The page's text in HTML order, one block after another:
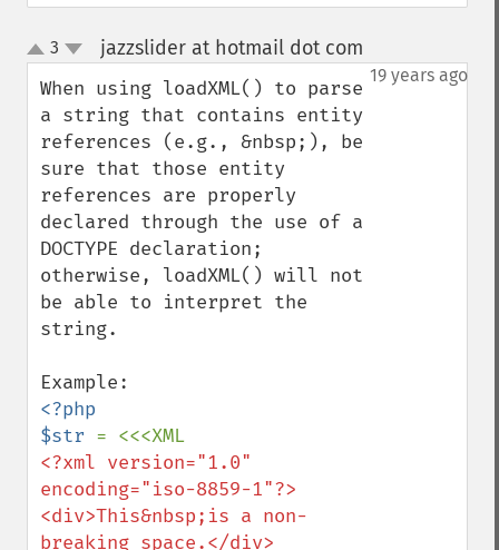
up
down
3 jazzslider at hotmail dot com
19 years ago
When using loadXML() to parse
a string that contains entity
references (e.g., &nbsp;), be
sure that those entity
references are properly
declared through the use of a
DOCTYPE declaration;
otherwise, loadXML() will not
be able to interpret the
string.
<?php
$str
<?xml version="1.0"
encoding="iso-8859-1"?>
<div>This&nbsp;is a non-